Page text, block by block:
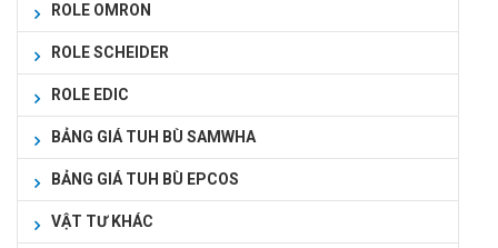
ROLE OMRON
ROLE SCHEIDER
ROLE EDIC
BẢNG GIÁ TUH BÙ SAMWHA
BẢNG GIÁ TUH BÙ EPCOS
VẬT TƯ KHÁC